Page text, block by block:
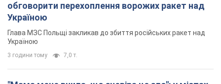
обговорити перехоплення ворожих ракет над
Україною
Глава МЗС Польщі закликав до збиття російських ракет над
Україною
3 години тому 7,0 т.